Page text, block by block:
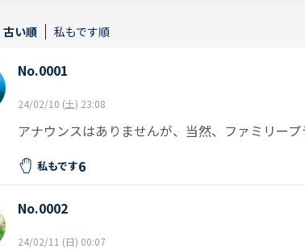
古い順 私もです順
No.0001
24/02/10 (土) 23:08
アナウンスはありませんが、当然、ファミリー
私もです6
No.0002
24/02/11 (日) 00:07